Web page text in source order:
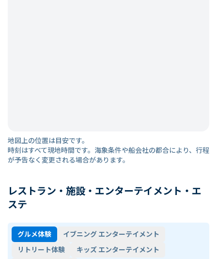
地図上の位置は目安です。
時刻はすべて現地時間です。海象条件や船会社の都合により、行程
が予告なく変更される場合があります。
レストラン・施設・エンターテイメント・エ
ステ
グルメ体験
イブニング エンターテイメント
リトリート体験
キッズ エンターテイメント